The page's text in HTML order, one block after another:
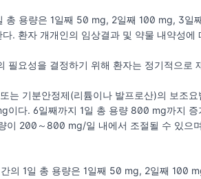
총 용량은 1일째 50 mg, 2일째 100 mg, 3
. 환자 개개인의 임상결과 및 약물 내약성
요성을 결정하기 위해 환자는 정기적으로
는 기분안정제(리튬이나 발프로산)의 보조
다. 6일째까지 1일 총 용량 800 mg까지 증
이 200～800 mg/일 내에서 조절될 수 있으
의 1일 총 용량은 1일째 50 mg, 2일째 100